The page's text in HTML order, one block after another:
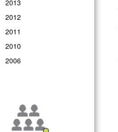
2013
2012
2011
2010
2006